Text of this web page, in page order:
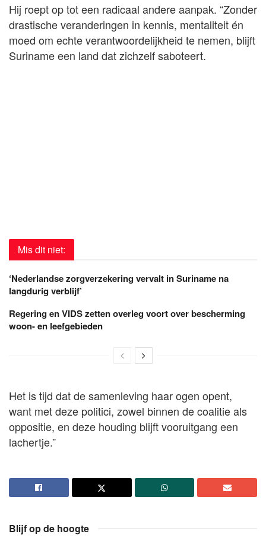
Hij roept op tot een radicaal andere aanpak. “Zonder
drastische veranderingen in kennis, mentaliteit én
moed om echte verantwoordelijkheid te nemen, blijft
Suriname een land dat zichzelf saboteert.
Mis dit niet:
‘Nederlandse zorgverzekering vervalt in Suriname na
langdurig verblijf’
Regering en VIDS zetten overleg voort over bescherming
woon- en leefgebieden
Het is tijd dat de samenleving haar ogen opent,
want met deze politici, zowel binnen de coalitie als
oppositie, en deze houding blijft vooruitgang een
lachertje.”
Blijf op de hoogte